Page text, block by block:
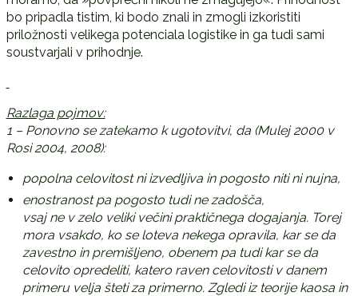
bo pripadla tistim, ki bodo znali in zmogli izkoristiti
priložnosti velikega potenciala logistike in ga tudi sami
soustvarjali v prihodnje.
Razlaga pojmov:
1 – Ponovno se zatekamo k ugotovitvi, da (Mulej 2000 v
Rosi 2004, 2008):
popolna celovitost ni izvedljiva in pogosto niti ni nujna,
enostranost pa pogosto tudi ne zadošča,
vsaj ne v zelo veliki večini praktičnega dogajanja. Torej
mora vsakdo, ko se loteva nekega opravila, kar se da
zavestno in premišljeno, obenem pa tudi kar se da
celovito opredeliti, katero raven celovitosti v danem
primeru velja šteti za primerno. Zgledi iz teorije kaosa in